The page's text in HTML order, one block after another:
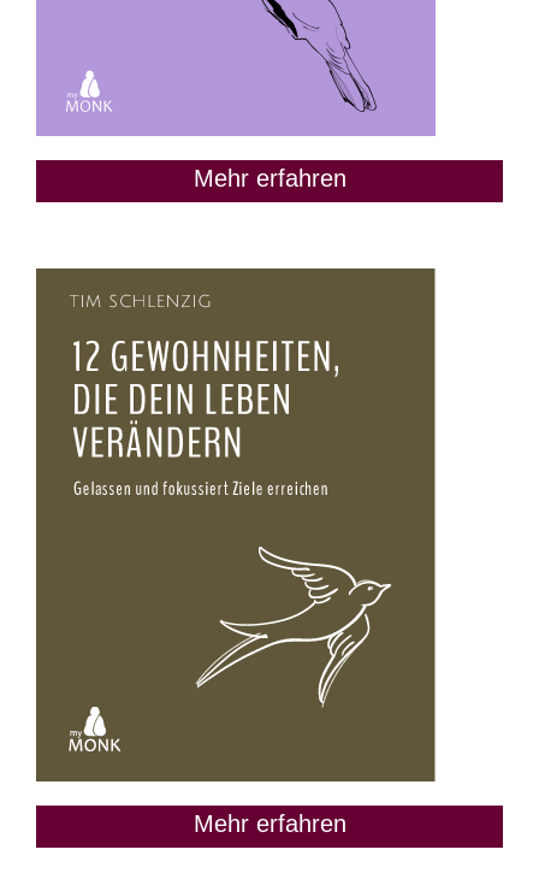
Mehr erfahren
Mehr erfahren